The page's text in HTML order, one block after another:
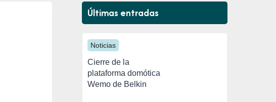
Últimas entradas
Noticias
Cierre de la
plataforma domótica
Wemo de Belkin